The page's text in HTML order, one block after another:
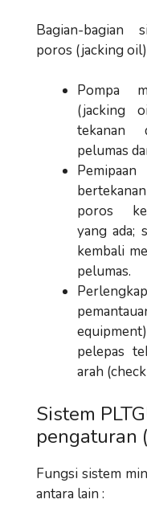
Bagian-bagian
poros (jacking
Pompa
(jacking
tekanan
pelumas
poros ke
yang ada;
kembali
pelumas.
pelepas
arah
Sistem
pengaturan
Fungsi sistem
antara lain :